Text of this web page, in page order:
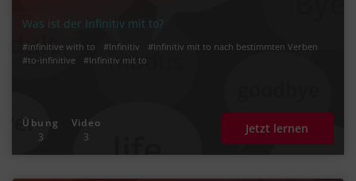
Was ist der Infinitiv mit to?
#infinitive with to #Infinitiv
#Infinitiv mit to nach bestimmten Verben
#to-infinitive
#Infinitiv mit to
Übung
3
Video
3
Jetzt lernen